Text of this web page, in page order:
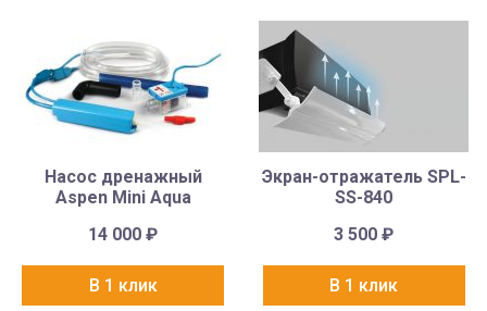
Насос дренажный
Aspen Mini Aqua
14 000₽
В 1 клик
Экран-отражатель SPL-
SS-840
3 500₽
В 1 клик